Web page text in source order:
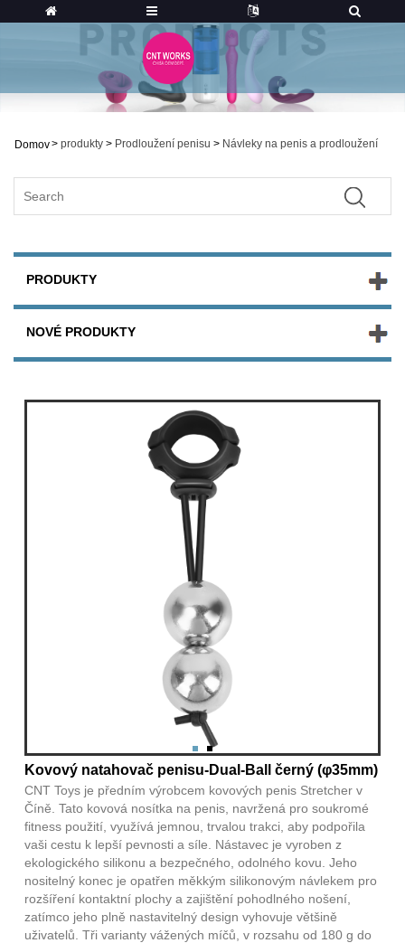
Domov> produkty > Prodloužení penisu > Návleky na penis a prodloužení
PRODUKTY
NOVÉ PRODUKTY
Kovový natahovač penisu-Dual-Ball černý (φ35mm)
CNT Toys je předním výrobcem kovových penis Stretcher v
Číně. Tato kovová nosítka na penis, navržená pro soukromé
fitness použití, využívá jemnou, trvalou trakci, aby podpořila
vaši cestu k lepší pevnosti a síle. Nástavec je vyroben z
ekologického silikonu a bezpečného, ​​odolného kovu. Jeho
nositelný konec je opatřen měkkým silikonovým návlekem pro
rozšíření kontaktní plochy a zajištění pohodlného nošení,
zatímco jeho plně nastavitelný design vyhovuje většině
uživatelů. Tři varianty vážených míčů, v rozsahu od 180 g do